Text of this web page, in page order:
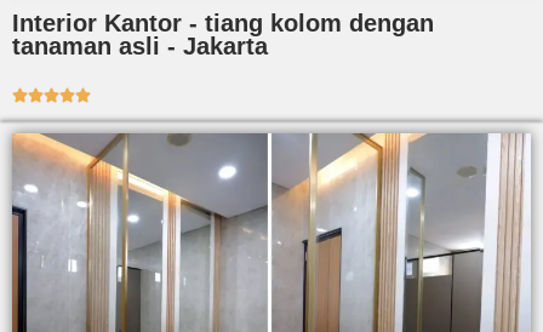
Interior Kantor - tiang kolom dengan
tanaman asli - Jakarta
